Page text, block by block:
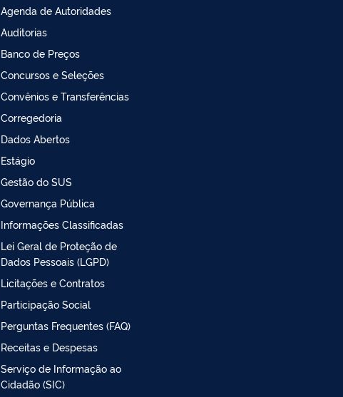
Agenda de Autoridades
Auditorias
Banco de Preços
Concursos e Seleções
Convênios e Transferências
Corregedoria
Dados Abertos
Estágio
Gestão do SUS
Governança Pública
Informações Classificadas
Lei Geral de Proteção de
Dados Pessoais (LGPD)
Licitações e Contratos
Participação Social
Perguntas Frequentes (FAQ)
Receitas e Despesas
Serviço de Informação ao
Cidadão (SIC)